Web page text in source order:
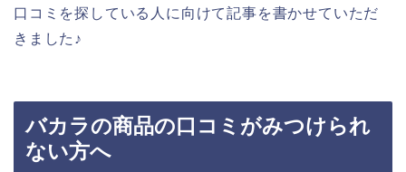
口コミを探している人に向けて記事を書かせていただ
きました♪
バカラの商品の口コミがみつけられ
ない方へ